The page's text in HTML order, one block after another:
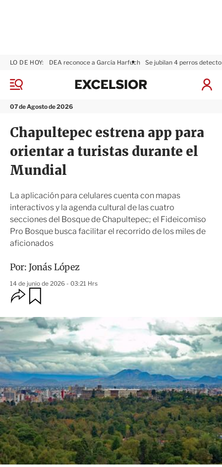
M
n
07 de Agosto de 2026
LO DE HOY: DEA reconoce a García Harfuch Se jubilan 4 perros
I
x
i
r
Chapultepec estrena app para
orientar a turistas durante el
Mundial
La aplicación para celulares cuenta con mapas
interactivos y la agenda cultural de las cuatro
secciones del Bosque de Chapultepec; el Fideicomiso
Pro Bosque busca facilitar el recorrido de los miles de
aficionados
Por: Jonás López
14 de junio de 2026 - 03:21 Hrs
O
p
i
n
e
s
d
e
c
o
m
p
a
r
t
i
r
r
d
a
r